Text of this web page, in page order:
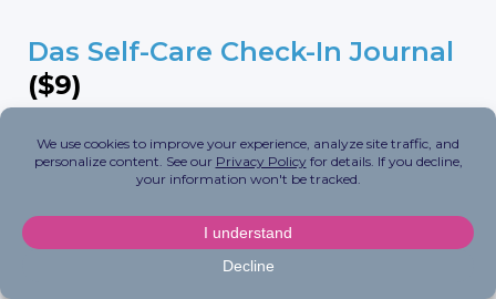
Das Self-Care Check-In Journal
($9)
nur schick und niedlich, sondern auch die
perfekte Erinnerung daran, sich Zeit für sich
Aufmerksamkeit zu fokussieren und gesunde
Gewohnheiten zu entwickeln, indem er Sie mit